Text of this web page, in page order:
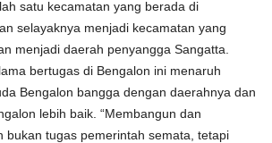
satu kecamatan yang berada di
selayaknya menjadi kecamatan yang
menjadi daerah penyangga Sangatta.
bertugas di Bengalon ini menaruh
Bengalon bangga dengan daerahnya dan
lebih baik. “Membangun dan
bukan tugas pemerintah semata, tetapi